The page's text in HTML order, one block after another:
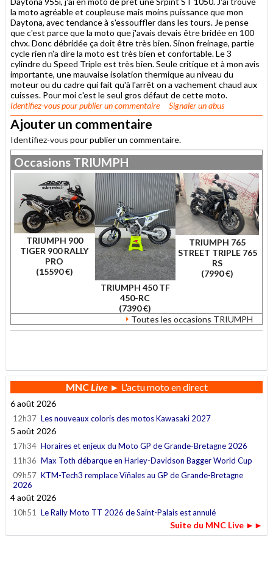
la moto agréable et coupleuse mais moins puissance que mon
Daytona, avec tendance à s'essouffler dans les tours. Je pense
que c'est parce que la moto que j'avais devais être bridée en 100
chvx. Donc débridée ça doit être très bien. Sinon freinage, partie
cycle rien n'a dire la moto est très bien et confortable. Le 3
cylindre du Speed Triple est très bien. Seule critique et à mon avis
importante, une mauvaise isolation thermique au niveau du
moteur ou du cadre qui fait qu'à l'arrêt on a vachement chaud aux
cuisses. Pour moi c'est le seul gros défaut de cette moto.
Identifiez-vouspour publier un commentaire Signaler un abus
Ajouter un commentaire
Identifiez-vous pour publier un commentaire.
Occasions TRIUMPH
TRIUMPH 900
TIGER 900 RALLY
PRO
(15590 €)
TRIUMPH 450 TF
450-RC
(7390 €)
TRIUMPH 765
STREET TRIPLE 765
RS
(7990 €)
Toutes les occasions TRIUMPH
MNCLive► L'actu moto en direct
6 août 2026
12h37 Les nouveaux coloris des motos Kawasaki 2027
5 août 2026
17h34 Horaires et enjeux du Moto GP de Grande-Bretagne 2026
11h36 Max Toth débarque en Harley-Davidson Bagger World Cup
09h57 KTM-Tech3 remplace Viñales au GP de Grande-Bretagne
2026
4 août 2026
10h51 Le Rally Moto TT 2026 de Saint-Palais est annulé
Suite du MNC Live ►►